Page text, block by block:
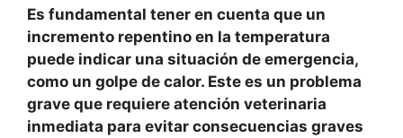
Es fundamental tener en cuenta que un
incremento repentino en la temperatura
puede indicar una situación de emergencia,
como un golpe de calor. Este es un problema
grave que requiere atención veterinaria
inmediata para evitar consecuencias graves